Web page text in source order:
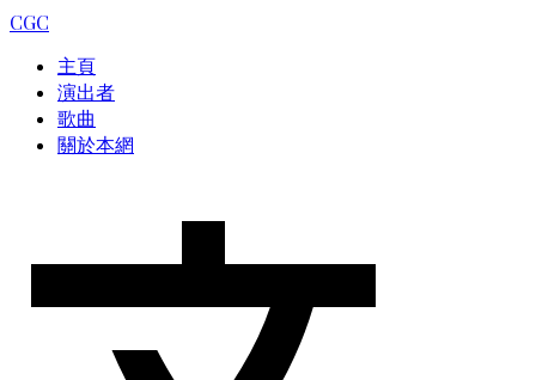
CGC
主頁
演出者
歌曲
關於本網